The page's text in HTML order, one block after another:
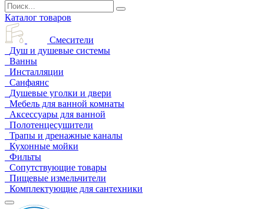
Каталог товаров
Смесители
Душ и душевые системы
Ванны
Инсталляции
Санфаянс
Душевые уголки и двери
Мебель для ванной комнаты
Аксессуары для ванной
Полотенцесушители
Трапы и дренажные каналы
Кухонные мойки
Фильты
Сопутствующие товары
Пищевые измельчители
Комплектующие для сантехники